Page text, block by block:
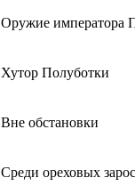
Оружие императора
Хутор Полуботки
Вне обстановки
Среди ореховых